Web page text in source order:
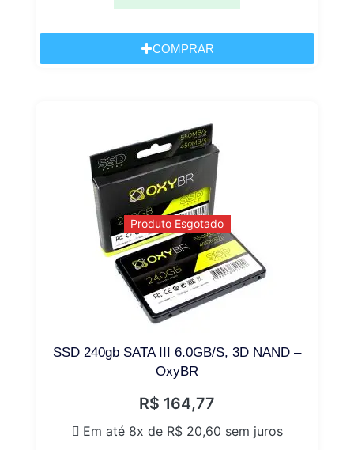
COMPRAR
Produto Esgotado
SSD 240gb SATA III 6.0GB/S, 3D NAND –
OxyBR
R$ 164,77
Em até 8x de R$20,60 sem juros